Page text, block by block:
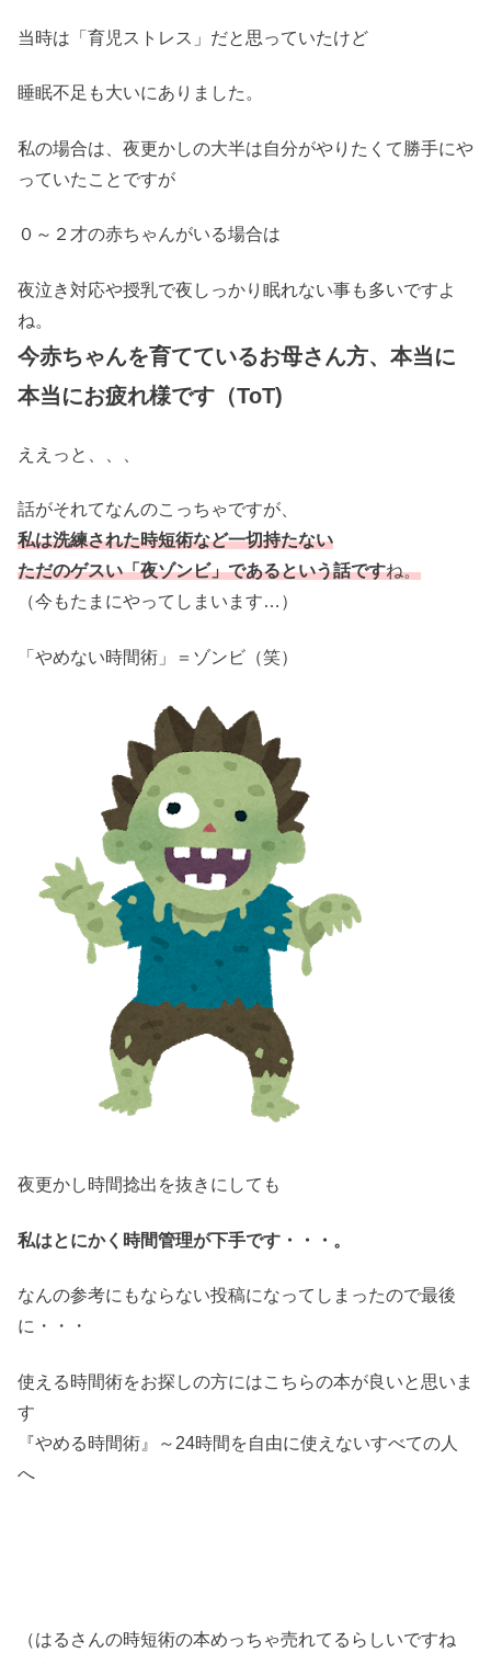
当時は「育児ストレス」だと思っていたけど
睡眠不足も大いにありました。
私の場合は、夜更かしの大半は自分がやりたくて勝手にや
っていたことですが
０～２才の赤ちゃんがいる場合は
夜泣き対応や授乳で夜しっかり眠れない事も多いですよ
ね。
今赤ちゃんを育てているお母さん方、本当に
本当にお疲れ様です（ToT)
ええっと、、、
話がそれてなんのこっちゃですが、
私は洗練された時短術など一切持たない
ただのゲスい「夜ゾンビ」であるという話ですね。
（今もたまにやってしまいます…）
「やめない時間術」＝ゾンビ（笑）
夜更かし時間捻出を抜きにしても
私はとにかく時間管理が下手です・・・。
なんの参考にもならない投稿になってしまったので最後
に・・・
使える時間術をお探しの方にはこちらの本が良いと思いま
す
『やめる時間術』～24時間を自由に使えないすべての人
へ
（はるさんの時短術の本めっちゃ売れてるらしいですね